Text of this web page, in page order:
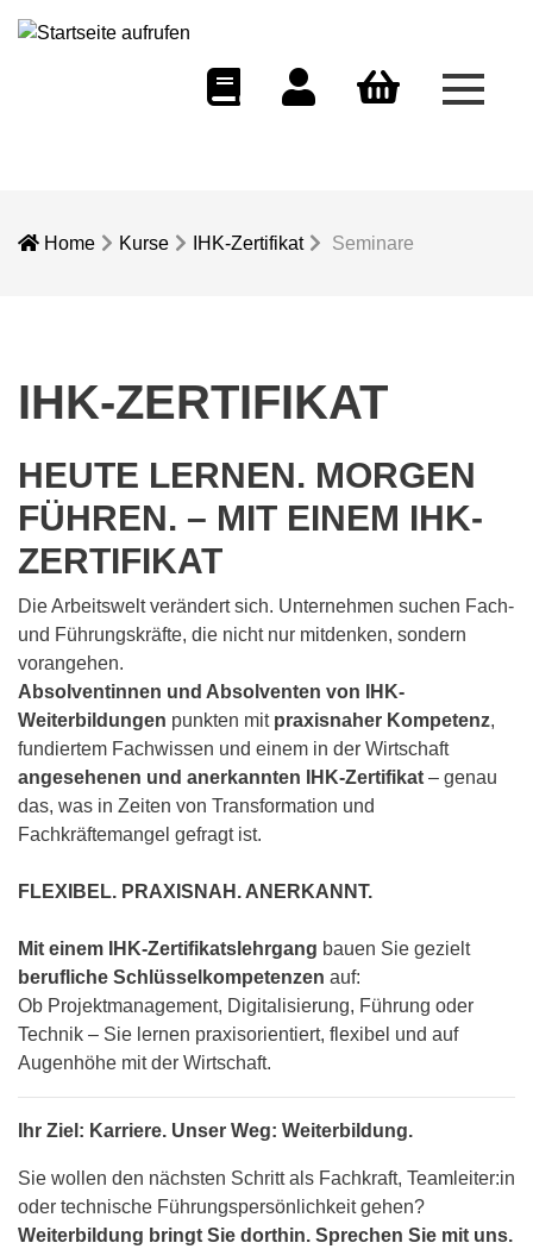
Menü
Home Kurse IHK-Zertifikat Seminare
IHK-ZERTIFIKAT
HEUTE LERNEN. MORGEN
FÜHREN. – MIT EINEM IHK-
ZERTIFIKAT
Die Arbeitswelt verändert sich. Unternehmen suchen Fach-
und Führungskräfte, die nicht nur mitdenken, sondern
vorangehen.
Absolventinnen und Absolventen von IHK-
Weiterbildungen punkten mit praxisnaher Kompetenz,
fundiertem Fachwissen und einem in der Wirtschaft
angesehenen und anerkannten IHK-Zertifikat – genau
das, was in Zeiten von Transformation und
Fachkräftemangel gefragt ist.
FLEXIBEL. PRAXISNAH. ANERKANNT.
Mit einem IHK-Zertifikatslehrgang bauen Sie gezielt
berufliche Schlüsselkompetenzen auf:
Ob Projektmanagement, Digitalisierung, Führung oder
Technik – Sie lernen praxisorientiert, flexibel und auf
Augenhöhe mit der Wirtschaft.
Ihr Ziel: Karriere. Unser Weg: Weiterbildung.
Sie wollen den nächsten Schritt als Fachkraft, Teamleiter:in
oder technische Führungspersönlichkeit gehen?
Weiterbildung bringt Sie dorthin. Sprechen Sie mit uns.